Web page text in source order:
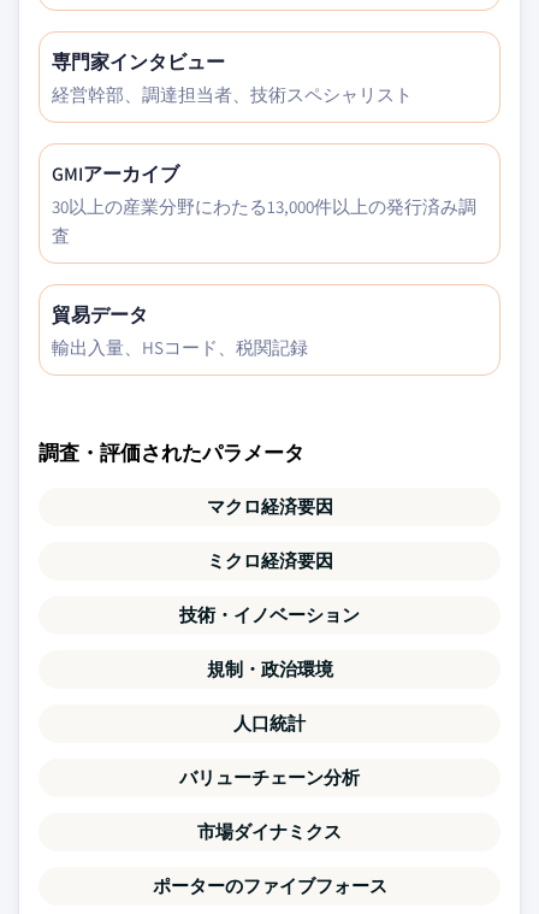
専門家インタビュー
経営幹部、調達担当者、技術スペシャリスト
GMIアーカイブ
30以上の産業分野にわたる13,000件以上の発行済み調
査
貿易データ
輸出入量、HSコード、税関記録
調査・評価されたパラメータ
マクロ経済要因
ミクロ経済要因
技術・イノベーション
規制・政治環境
人口統計
バリューチェーン分析
市場ダイナミクス
ポーターのファイブフォース